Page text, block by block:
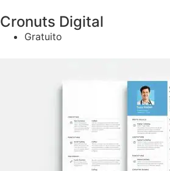
Cronuts Digital
Gratuito